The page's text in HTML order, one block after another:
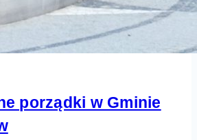
porządki w Gminie